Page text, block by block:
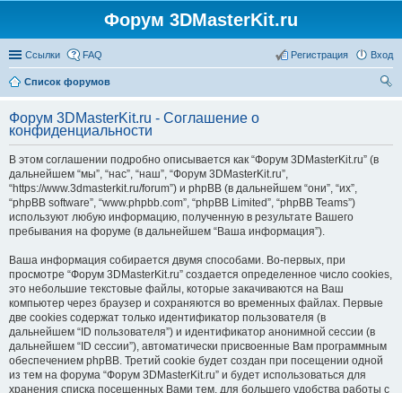
Форум 3DMasterKit.ru
Ссылки FAQ Вход
Регистрация
Список форумов
Форум 3DMasterKit.ru - Соглашение о
конфиденциальности
В этом соглашении подробно описывается как “Форум 3DMasterKit.ru” (в
дальнейшем “мы”, “нас”, “наш”, “Форум 3DMasterKit.ru”,
“https://www.3dmasterkit.ru/forum”) и phpBB (в дальнейшем “они”, “их”,
“phpBB software”, “www.phpbb.com”, “phpBB Limited”, “phpBB Teams”)
используют любую информацию, полученную в результате Вашего
пребывания на форуме (в дальнейшем “Ваша информация”).
Ваша информация собирается двумя способами. Во-первых, при
просмотре “Форум 3DMasterKit.ru” создается определенное число cookies,
это небольшие текстовые файлы, которые закачиваются на Ваш
компьютер через браузер и сохраняются во временных файлах. Первые
две cookies содержат только идентификатор пользователя (в
дальнейшем “ID пользователя”) и идентификатор анонимной сессии (в
дальнейшем “ID сессии”), автоматически присвоенные Вам программным
обеспечением phpBB. Третий cookie будет создан при посещении одной
из тем на форума “Форум 3DMasterKit.ru” и будет использоваться для
хранения списка посещенных Вами тем, для большего удобства работы с